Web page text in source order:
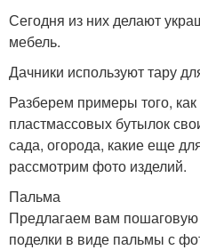
Сегодня из них делают
мебель.
Дачники используют тару
Разберем примеры того,
пластмассовых бутылок
сада, огорода, какие еще
рассмотрим фото изделий.
Пальма
Предлагаем вам пошаговую
поделки в виде пальмы с